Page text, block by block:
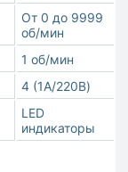
От 0 до 9999
об/мин
1 об/мин
4 (1A/220В)
LED
индикаторы